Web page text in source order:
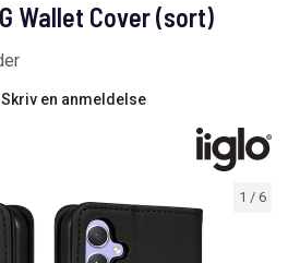
1 / 6
Wallet Cover (sort)
Skriv en anmeldelse